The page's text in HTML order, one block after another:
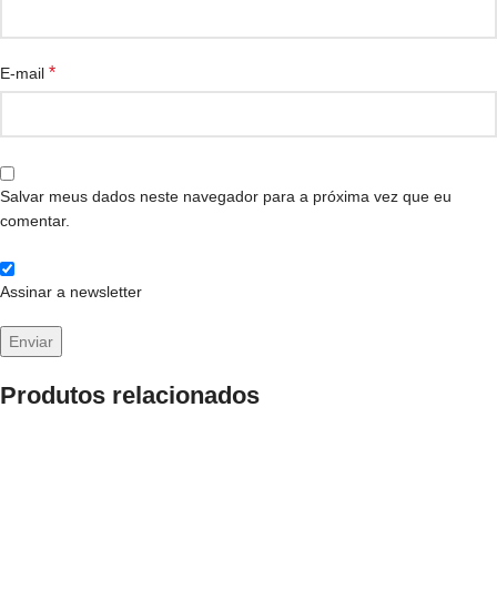
E-mail *
Salvar meus dados neste navegador para a próxima vez que eu
comentar.
Assinar a newsletter
Produtos relacionados